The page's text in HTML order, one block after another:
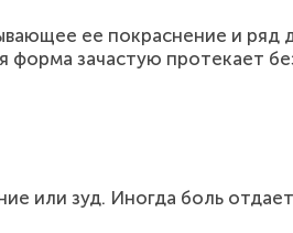
ее покраснение и ряд
форма зачастую протекает
или зуд. Иногда боль